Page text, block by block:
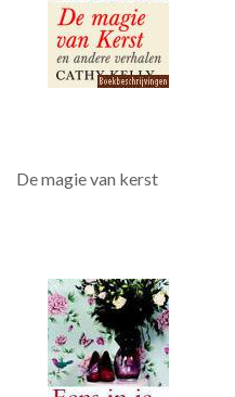
De magie van kerst